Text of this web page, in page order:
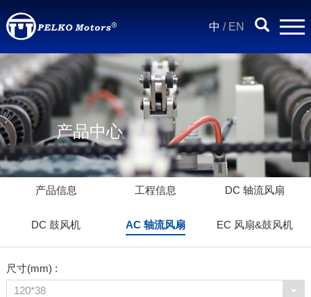
中 / EN
产品中心
产品信息 工程信息 DC 轴流风扇
DC 鼓风机 AC 轴流风扇 EC 风扇&鼓风机
尺寸(mm) :
120*38